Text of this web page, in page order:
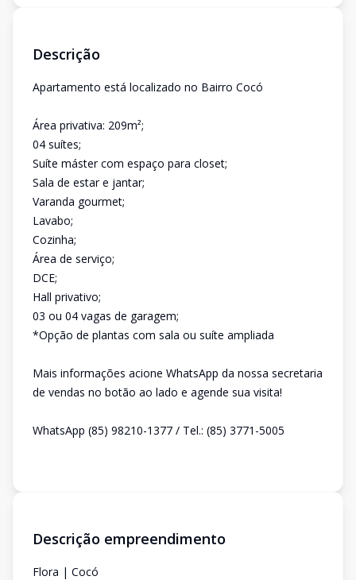
Descrição
Apartamento está localizado no Bairro Cocó
Área privativa: 209m²;
04 suítes;
Suíte máster com espaço para closet;
Sala de estar e jantar;
Varanda gourmet;
Lavabo;
Cozinha;
Área de serviço;
DCE;
Hall privativo;
03 ou 04 vagas de garagem;
*Opção de plantas com sala ou suíte ampliada
Mais informações acione WhatsApp da nossa secretaria
de vendas no botão ao lado e agende sua visita!
WhatsApp (85) 98210-1377 / Tel.: (85) 3771-5005
Descrição empreendimento
Flora | Cocó